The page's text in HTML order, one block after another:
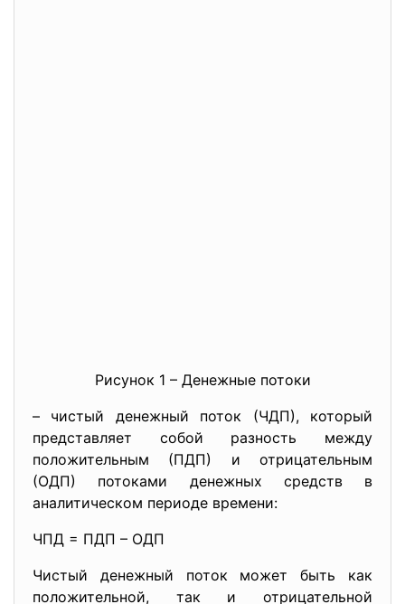
Рисунок 1 – Денежные потоки
– чистый денежный поток (ЧДП), который
представляет собой разность между
положительным (ПДП) и отрицательным
(ОДП) потоками денежных средств в
аналитическом периоде времени:
ЧПД = ПДП – ОДП
Чистый денежный поток может быть как
положительной, так и отрицательной